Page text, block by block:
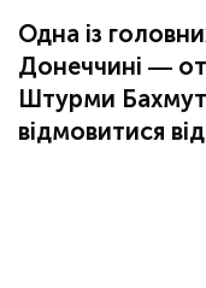
Одна із
Донеччині —
Штурми
відмовитися